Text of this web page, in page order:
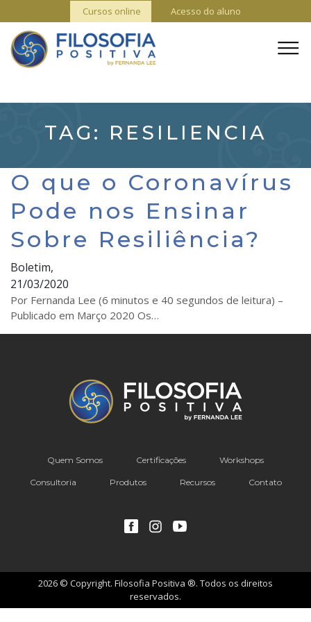
Cursos online Acesso do aluno
TAG: RESILIENCIA
O que o Coronavírus
Pode nos Ensinar
Sobre Resiliência?
Boletim,
21/03/2020
Por Fernanda Lee (6 minutos e 40 segundos de leitura) –
Publicado em Março 2020 Os…
Quem Somos Certificações Workshops
Consultoria Produtos Recursos Contato
2026 © Copyright. Filosofia Positiva ®. Todos os direitos
reservados.